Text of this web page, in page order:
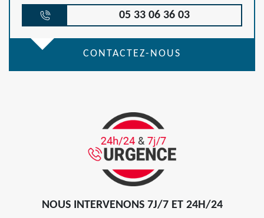
05 33 06 36 03
CONTACTEZ-NOUS
NOUS INTERVENONS 7J/7 ET 24H/24